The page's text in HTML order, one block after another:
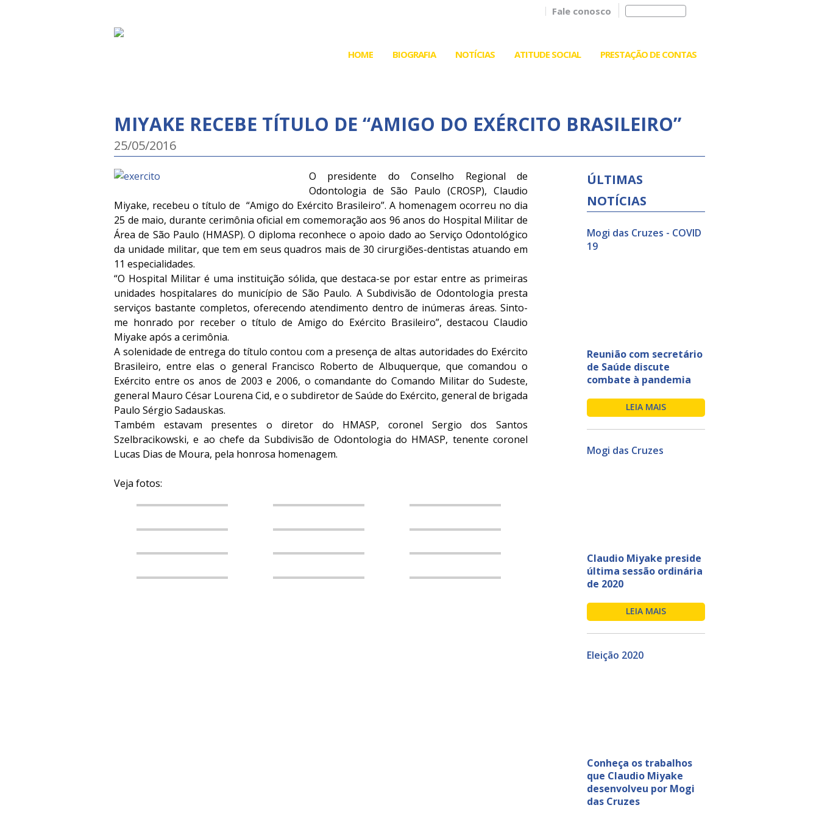
Fale conosco
HOME BIOGRAFIA NOTÍCIAS ATITUDE SOCIAL PRESTAÇÃO DE CONTAS
MIYAKE RECEBE TÍTULO DE “AMIGO DO EXÉRCITO BRASILEIRO”
25/05/2016
O presidente do Conselho Regional de
Odontologia de São Paulo (CROSP), Claudio
Miyake, recebeu o título de “Amigo do Exército Brasileiro”. A homenagem ocorreu no dia
25 de maio, durante cerimônia oficial em comemoração aos 96 anos do Hospital Militar de
Área de São Paulo (HMASP). O diploma reconhece o apoio dado ao Serviço Odontológico
da unidade militar, que tem em seus quadros mais de 30 cirurgiões-dentistas atuando em
11 especialidades.
“O Hospital Militar é uma instituição sólida, que destaca-se por estar entre as primeiras
unidades hospitalares do município de São Paulo. A Subdivisão de Odontologia presta
serviços bastante completos, oferecendo atendimento dentro de inúmeras áreas. Sinto-
me honrado por receber o título de Amigo do Exército Brasileiro”, destacou Claudio
Miyake após a cerimônia.
A solenidade de entrega do título contou com a presença de altas autoridades do Exército
Brasileiro, entre elas o general Francisco Roberto de Albuquerque, que comandou o
Exército entre os anos de 2003 e 2006, o comandante do Comando Militar do Sudeste,
general Mauro César Lourena Cid, e o subdiretor de Saúde do Exército, general de brigada
Paulo Sérgio Sadauskas.
Também estavam presentes o diretor do HMASP, coronel Sergio dos Santos
Szelbracikowski, e ao chefe da Subdivisão de Odontologia do HMASP, tenente coronel
Lucas Dias de Moura, pela honrosa homenagem.
Veja fotos:
ÚLTIMAS
NOTÍCIAS
Mogi das Cruzes - COVID
19
Reunião com secretário
de Saúde discute
combate à pandemia
LEIA MAIS
Mogi das Cruzes
Claudio Miyake preside
última sessão ordinária
de 2020
LEIA MAIS
Eleição 2020
Conheça os trabalhos
que Claudio Miyake
desenvolveu por Mogi
das Cruzes